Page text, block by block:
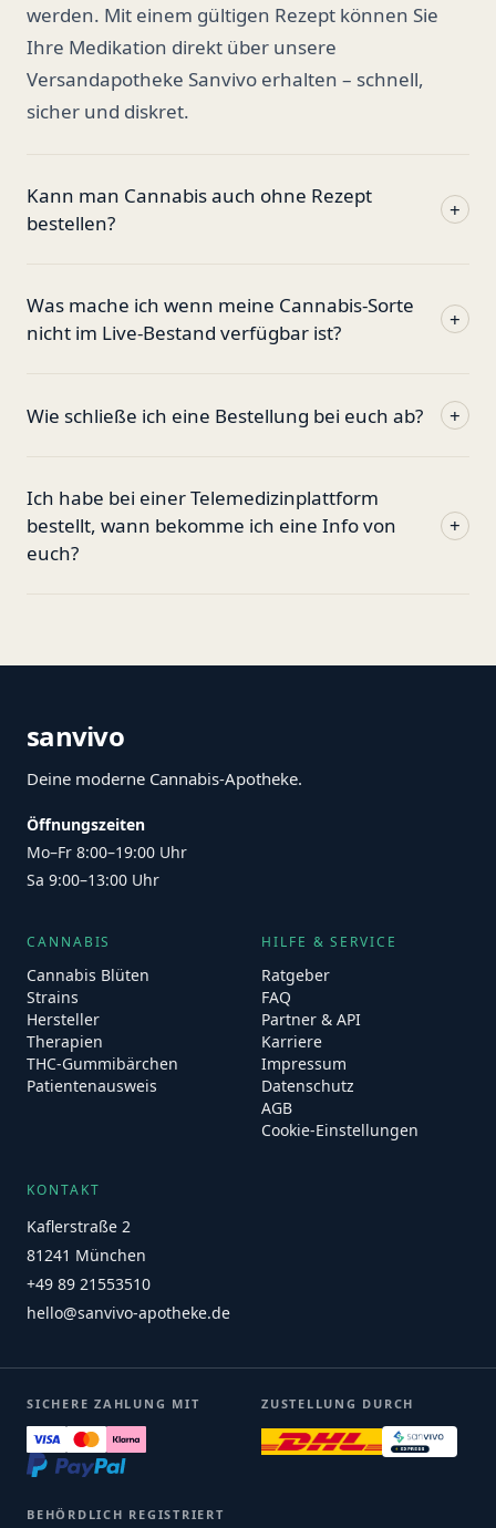
werden. Mit einem gültigen Rezept können Sie
Ihre Medikation direkt über unsere
Versandapotheke Sanvivo erhalten – schnell,
sicher und diskret.
Kann man Cannabis auch ohne Rezept
bestellen?
+
Was mache ich wenn meine Cannabis-Sorte
nicht im Live-Bestand verfügbar ist?
+
Wie schließe ich eine Bestellung bei euch ab? +
Ich habe bei einer Telemedizinplattform
bestellt, wann bekomme ich eine Info von
euch?
+
sanvivo
Deine moderne Cannabis-Apotheke.
Öffnungszeiten
Mo–Fr 8:00–19:00 Uhr
Sa 9:00–13:00 Uhr
CANNABIS
Cannabis Blüten
Strains
Hersteller
Therapien
THC-Gummibärchen
Patientenausweis
HILFE & SERVICE
Ratgeber
FAQ
Partner & API
Karriere
Impressum
Datenschutz
AGB
Cookie-Einstellungen
KONTAKT
Kaflerstraße 2
81241 München
+49 89 21553510
hello@sanvivo-apotheke.de
SICHERE ZAHLUNG MIT ZUSTELLUNG DURCH
BEHÖRDLICH REGISTRIERT